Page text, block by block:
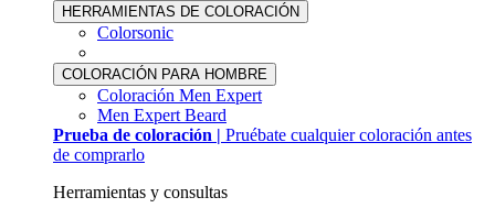
HERRAMIENTAS DE COLORACIÓN
Colorsonic
COLORACIÓN PARA HOMBRE
Coloración Men Expert
Men Expert Beard
Prueba de coloración | Pruébate cualquier coloración antes
de comprarlo
Herramientas y consultas